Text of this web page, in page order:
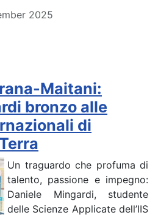
2025
Maitani:
bronzo alle
di
Un traguardo che profuma di
talento, passione e impegno:
Daniele Mingardi, studente
delle Scienze Applicate dell’IIS